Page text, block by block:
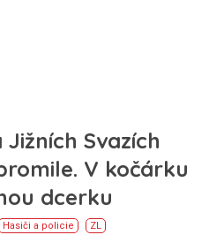
Svazích
V kočárku
dcerku
Hasiči a policie ZL